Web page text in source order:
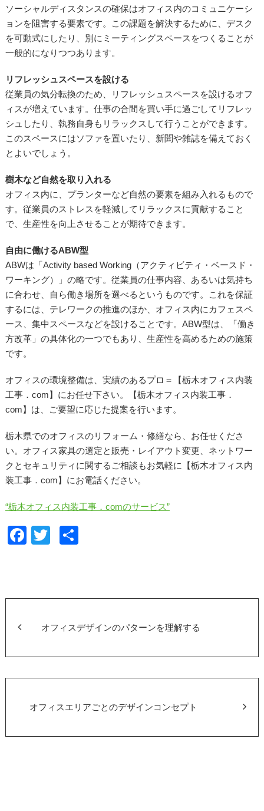
ソーシャルディスタンスの確保はオフィス内のコミュニケーシ
ョンを阻害する要素です。この課題を解決するために、デスク
を可動式にしたり、別にミーティングスペースをつくることが
一般的になりつつあります。
リフレッシュスペースを設ける
従業員の気分転換のため、リフレッシュスペースを設けるオフ
ィスが増えています。仕事の合間を買い手に過ごしてリフレッ
シュしたり、執務自身もリラックスして行うことができます。
このスペースにはソファを置いたり、新聞や雑誌を備えておく
とよいでしょう。
樹木など自然を取り入れる
オフィス内に、プランターなど自然の要素を組み入れるもので
す。従業員のストレスを軽減してリラックスに貢献すること
で、生産性を向上させることが期待できます。
自由に働けるABW型
ABWは「Activity based Working（アクティビティ・ベースド・
ワーキング）」の略です。従業員の仕事内容、あるいは気持ち
に合わせ、自ら働き場所を選べるというものです。これを保証
するには、テレワークの推進のほか、オフィス内にカフェスペ
ース、集中スペースなどを設けることです。ABW型は、「働き
方改革」の具体化の一つでもあり、生産性を高めるための施策
です。
オフィスの環境整備は、実績のあるプロ＝【栃木オフィス内装
工事．com】にお任せ下さい。【栃木オフィス内装工事．
com】は、ご要望に応じた提案を行います。
栃木県でのオフィスのリフォーム・修繕なら、お任せくださ
い。オフィス家具の選定と販売・レイアウト変更、ネットワー
クとセキュリティに関するご相談もお気軽に【栃木オフィス内
装工事．com】にお電話ください。
“栃木オフィス内装工事．comのサービス”
F T
共
オフィスデザインのパターンを理解する
オフィスエリアごとのデザインコンセプト